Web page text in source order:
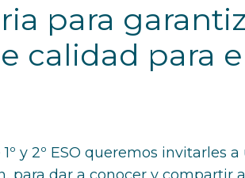
para
calidad para
y 2º ESO queremos invitarles
para dar a conocer y compartir